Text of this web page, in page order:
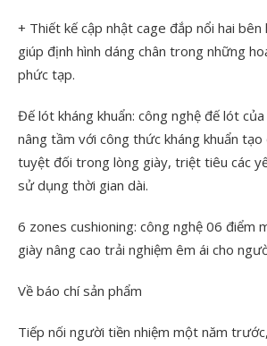
+ Thiết kế cập nhật cage đắp nổi hai
giúp định hình dáng chân trong những
phức tạp.
Đế lót kháng khuẩn: công nghệ đế lót
nâng tầm với công thức kháng khuẩn
tuyệt đối trong lòng giày, triệt tiêu các
sử dụng thời gian dài.
6 zones cushioning: công nghệ 06 điểm
giày nâng cao trải nghiệm êm ái cho
Về báo chí sản phẩm
Tiếp nối người tiền nhiệm một năm trước,